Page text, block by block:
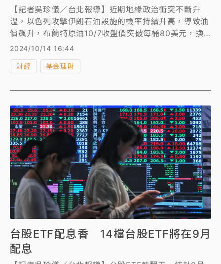
【記者吳珍儀／台北報導】近期地緣政治衝突不斷升
溫，以色列攻擊伊朗石油設施的機率持續升高，導致油
價飆升，布蘭特原油10/7收盤價突破每桶80美元，換
算單月漲幅飆破17%，油價短期迅速飆漲，市場波動，
2024/10/14 16:44
財經 基金理財
台股ETF配息香 14檔台股ETF將在9月
配息